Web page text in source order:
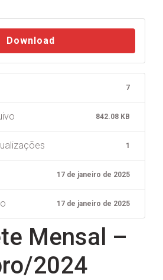
Download
7
842.08 KB
1
17 de janeiro de 2025
17 de janeiro de 2025
Mensal –
2024